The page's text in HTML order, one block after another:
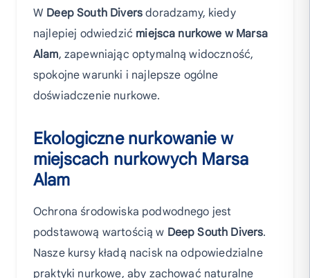
W Deep South Divers doradzamy, kiedy
najlepiej odwiedzić miejsca nurkowe w Marsa
Alam, zapewniając optymalną widoczność,
spokojne warunki i najlepsze ogólne
doświadczenie nurkowe.
Ekologiczne nurkowanie w
miejscach nurkowych Marsa
Alam
Ochrona środowiska podwodnego jest
podstawową wartością w Deep South Divers.
Nasze kursy kładą nacisk na odpowiedzialne
praktyki nurkowe, aby zachować naturalne